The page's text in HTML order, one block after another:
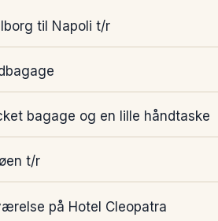
til Napoli t/r
bagage og en lille håndtaske
t/r
på Hotel Cleopatra